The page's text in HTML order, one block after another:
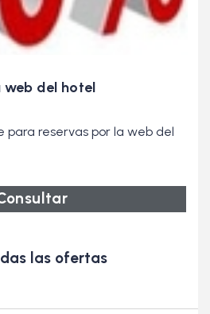
del hotel
para reservas por la web del
las ofertas